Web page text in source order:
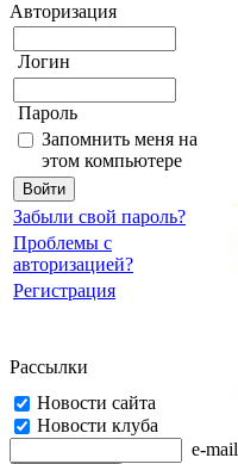
Авторизация
Логин
Пароль
Запомнить меня на
этом компьютере
Забыли свой пароль?
Проблемы с
авторизацией?
Регистрация
Рассылки
Новости сайта
Новости клуба
e-mail